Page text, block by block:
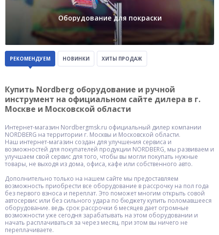
Оборудование для покраски
РЕКОМЕНДУЕМ НОВИНКИ ХИТЫ ПРОДАЖ
Купить Nordberg оборудование и ручной
инструмент на официальном сайте дилера в г.
Москве и Московской области
Интернет-магазин Nordbergmsk.ru официальный дилер компании
NORDBERG на территории г. Москвы и Московской области.
Наш интернет-магазин создан для улучшения сервиса и
возможностей для покупателей продукции NORDBERG, мы развиваем и
улучшаем свой сервис для того, чтобы вы могли покупать нужные
товары, не выходя из дома, офиса, кафе или собственного авто.
Дополнительно только на нашем сайте мы предоставляем
возможность приобрести все оборудование в рассрочку на пол года
без первого взноса и переплат. Это поможет многим открыть совой
автосервис или без сильного удара по бюджету купить поломавшееся
оборудование. ведь срок рассрочки 6 месяцев дает огромные
возможности уже сегодня зарабатывать на этом оборудовании и
начать расплачиваться за через месяц. при этом вы ничего не
переплачиваете.